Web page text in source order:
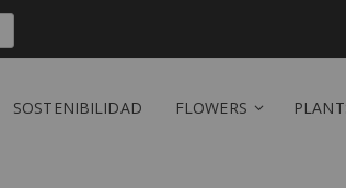
SOSTENIBILIDAD FLOWERS